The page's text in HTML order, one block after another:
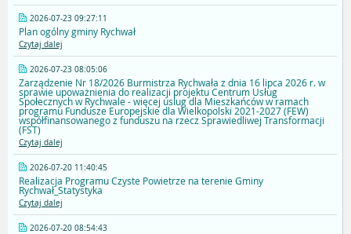
2026-07-23 09:27:11
Plan ogólny gminy Rychwał
Czytaj dalej
2026-07-23 08:05:06
Zarządzenie Nr 18/2026 Burmistrza Rychwała z dnia 16 lipca 2026 r. w
sprawie upoważnienia do realizacji projektu Centrum Usług
Społecznych w Rychwale - więcej uslug dla Mieszkańców w ramach
programu Fundusze Europejskie dla Wielkopolski 2021-2027 (FEW)
współfinansowanego z funduszu na rzecz Sprawiedliwej Transformacji
(FST)
Czytaj dalej
2026-07-20 11:40:45
Realizacja Programu Czyste Powietrze na terenie Gminy
Rychwał_Statystyka
Czytaj dalej
2026-07-20 08:54:43